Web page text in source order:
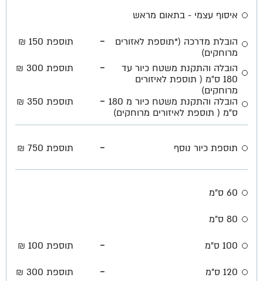
איסוף עצמי - בתאום מראש
הובלת מדרכה (*תוספת לאזורים
מרוחקים)
- תוספת 150 ₪
הובלה והתקנת משטח כיור עד
180 ס״מ ( תוספת לאיזורים
מרוחקים)
- תוספת 300 ₪
הובלה והתקנת משטח כיור מ 180
ס״מ ( תוספת לאיזורים מרוחקים)
- תוספת 350 ₪
תוספת כיור נוסף - תוספת 750 ₪
60 ס"מ
80 ס"מ
100 ס"מ - תוספת 100 ₪
120 ס"מ - תוספת 300 ₪